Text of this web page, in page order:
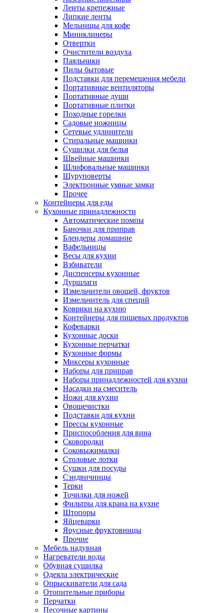
Ленты крепежные
Липкие ленты
Мельницы для кофе
Миниклинеры
Отвертки
Очистители воздуха
Паяльники
Пилы бытовые
Подставки для перемещения мебели
Портативные вентиляторы
Портативные души
Портативные плитки
Походные горелки
Садовые ножницы
Сетевые удлинители
Стиральные машинки
Сушилки для белья
Швейные машинки
Шлифовальные машинки
Шуруповерты
Электронные умные замки
Прочее
Контейнеры для еды
Кухонные принадлежности
Автоматические помпы
Баночки для приправ
Блендеры домашние
Вафельницы
Весы для кухни
Взбиватели
Диспенсеры кухонные
Дуршлаги
Измельчители овощей, фруктов
Измельчитель для специй
Коврики на кухню
Контейнеры для пищевых продуктов
Кофеварки
Кухонные доски
Кухонные перчатки
Кухонные формы
Миксеры кухонные
Наборы для приправ
Наборы принадлежностей для кухни
Насадки на смеситель
Ножи для кухни
Овощечистки
Подставки для кухни
Прессы кухонные
Приспособления для вина
Сковородки
Соковыжималки
Столовые лотки
Сушки для посуды
Сэндвичницы
Терки
Точилки для ножей
Фильтры для крана на кухне
Штопоры
Яйцеварки
Ярусные фруктовницы
Прочие
Мебель надувная
Нагреватели воды
Обувная сушилка
Одеяла электрические
Опрыскиватели для сада
Отопительные приборы
Перчатки
Песочные картины